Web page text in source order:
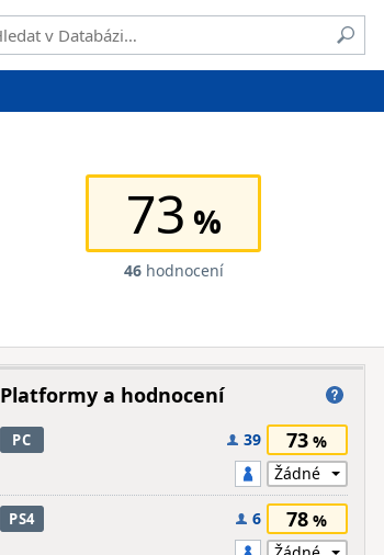
73
46hodnocení
Platformy a hodnocení
PC 39 73
PS4 6 78